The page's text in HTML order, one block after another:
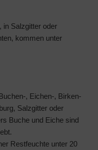
in Salzgitter oder
kommen unter
, Eichen-, Birken-
Salzgitter oder
Buche und Eiche sind
Restfeuchte unter 20